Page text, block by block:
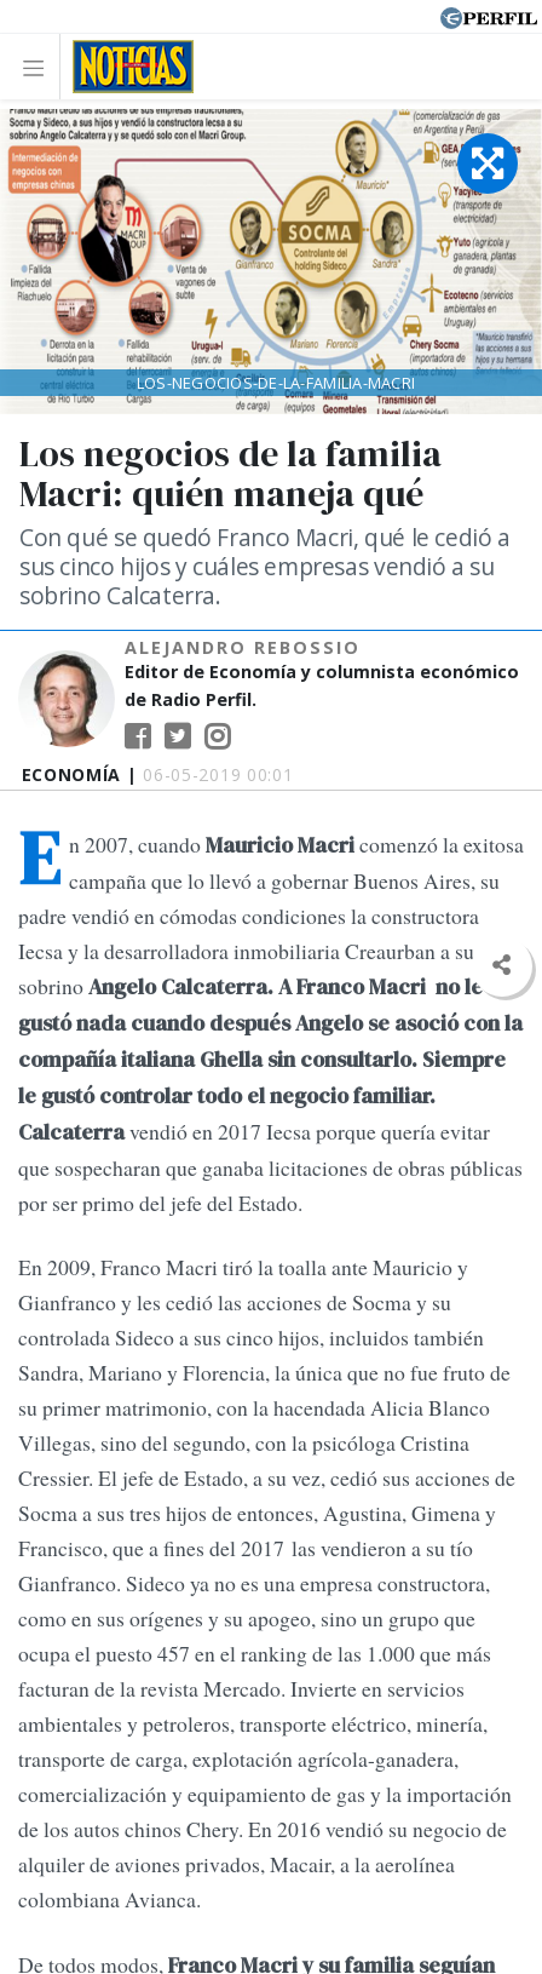
ECONOMÍA | 06-05-2019 00:01
Los negocios de la familia
Macri: quién maneja qué
Con qué se quedó Franco Macri, qué le cedió a
sus cinco hijos y cuáles empresas vendió a su
sobrino Calcaterra.
ALEJANDRO REBOSSIO
Editor de Economía y columnista económico
de Radio Perfil.
LOS-NEGOCIOS-DE-LA-FAMILIA-MACRI
E n 2007, cuandoMauricio Macricomenzó la exitosa
campaña que lo llevó a gobernar Buenos Aires, su
padre vendió en cómodas condiciones la constructora
Iecsa y la desarrolladora inmobiliaria Creaurban a su
sobrinoAngelo Calcaterra. A Franco Macri no le
gustó nada cuando después Angelo se asoció con la
compañía italiana Ghella sin consultarlo. Siempre
le gustó controlar todo el negocio familiar.
Calcaterravendió en 2017 Iecsa porque quería evitar
que sospecharan que ganaba licitaciones de obras públicas
por ser primo del jefe del Estado.
En 2009, Franco Macri tiró la toalla ante Mauricio y
Gianfranco y les cedió las acciones de Socma y su
controlada Sideco a sus cinco hijos, incluidos también
Sandra, Mariano y Florencia, la única que no fue fruto de
su primer matrimonio, con la hacendada Alicia Blanco
Villegas, sino del segundo, con la psicóloga Cristina
Cressier. El jefe de Estado, a su vez, cedió sus acciones de
Socma a sus tres hijos de entonces, Agustina, Gimena y
Francisco, que a fines del 2017 las vendieron a su tío
Gianfranco. Sideco ya no es una empresa constructora,
como en sus orígenes y su apogeo, sino un grupo que
ocupa el puesto 457 en el ranking de las 1.000 que más
facturan de la revista Mercado. Invierte en servicios
ambientales y petroleros, transporte eléctrico, minería,
transporte de carga, explotación agrícola-ganadera,
comercialización y equipamiento de gas y la importación
de los autos chinos Chery. En 2016 vendió su negocio de
alquiler de aviones privados, Macair, a la aerolínea
colombiana Avianca.
De todos modos,Franco Macri y su familia seguían